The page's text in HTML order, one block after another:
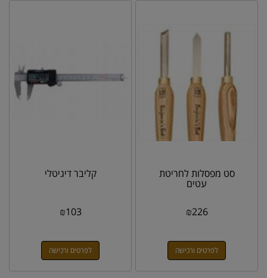
סט מפסלות לחריטת
עטים
₪226
לפרטים ורכישה
קליבר דיגיטלי
₪103
לפרטים ורכישה